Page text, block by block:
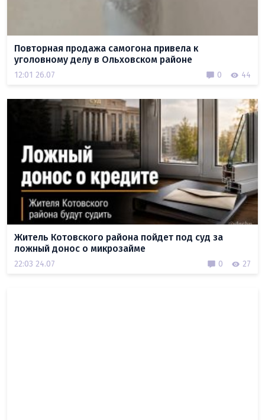
Повторная продажа самогона привела к
уголовному делу в Ольховском районе
12:01 26.07 0 44
Житель Котовского района пойдет под суд за
ложный донос о микрозайме
22:03 24.07 0 27